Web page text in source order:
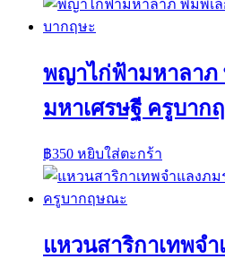
พญาไก่ฟ้ามหาลาภ
มหาเศรษฐี ครูบาก
฿350 หยิบใส่ตะกร้า
แหวนสาริกาเทพจ